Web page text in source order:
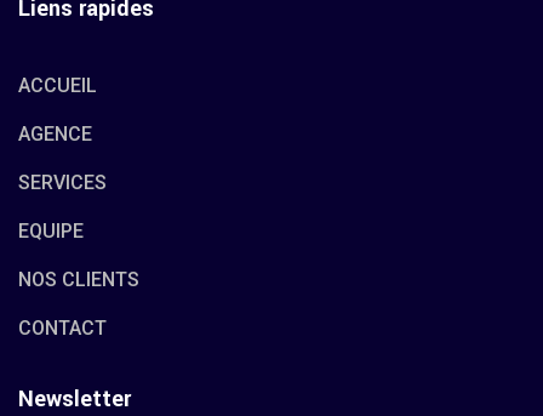
Liens rapides
ACCUEIL
AGENCE
SERVICES
EQUIPE
NOS CLIENTS
CONTACT
Newsletter